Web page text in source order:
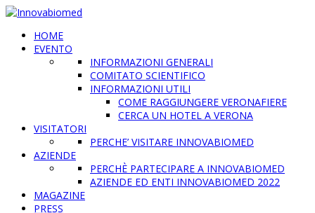
HOME
EVENTO
INFORMAZIONI GENERALI
COMITATO SCIENTIFICO
INFORMAZIONI UTILI
COME RAGGIUNGERE VERONAFIERE
CERCA UN HOTEL A VERONA
VISITATORI
PERCHE’ VISITARE INNOVABIOMED
AZIENDE
PERCHÈ PARTECIPARE A INNOVABIOMED
AZIENDE ED ENTI INNOVABIOMED 2022
MAGAZINE
PRESS